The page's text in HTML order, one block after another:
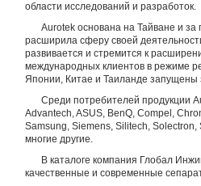
области исследований и разработок.
Aurotek основана на Тайване и за
расширила сферу своей
развивается и стремится к
международных клиентов в режиме
Японии, Китае и Таиланде
Среди потребителей продукции
Advantech, ASUS, BenQ, Compel,
Samsung, Siemens, Silitech,
многие другие.
В каталоге компания Глобал
качественные и современные